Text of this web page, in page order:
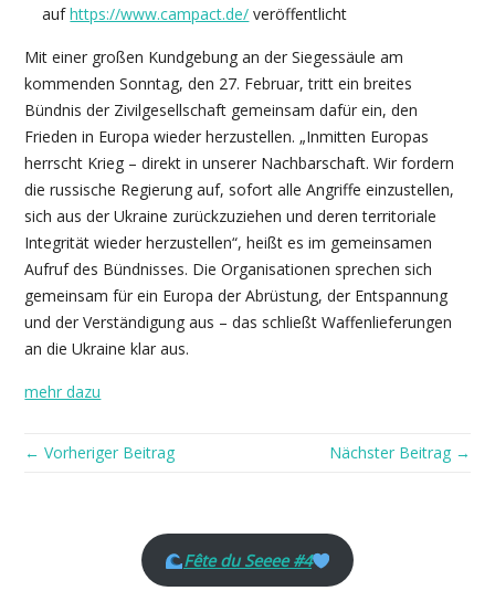
aufhttps://www.campact.de/ veröffentlicht
Mit einer großen Kundgebung an der Siegessäule am
kommenden Sonntag, den 27. Februar, tritt ein breites
Bündnis der Zivilgesellschaft gemeinsam dafür ein, den
Frieden in Europa wieder herzustellen. „Inmitten Europas
herrscht Krieg – direkt in unserer Nachbarschaft. Wir fordern
die russische Regierung auf, sofort alle Angriffe einzustellen,
sich aus der Ukraine zurückzuziehen und deren territoriale
Integrität wieder herzustellen“, heißt es im gemeinsamen
Aufruf des Bündnisses. Die Organisationen sprechen sich
gemeinsam für ein Europa der Abrüstung, der Entspannung
und der Verständigung aus – das schließt Waffenlieferungen
an die Ukraine klar aus.
mehr dazu
← Vorheriger Beitrag Nächster Beitrag →
Fête du Seeee #4